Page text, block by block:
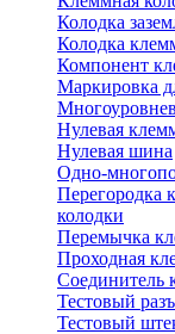
Колодка
Колодка
Компонент
Маркировка
Нулевая
Нулевая шина
Одно-
Перегородка
колодки
Перемычка
Проходная
Соединитель
Тестовый
Тестовый